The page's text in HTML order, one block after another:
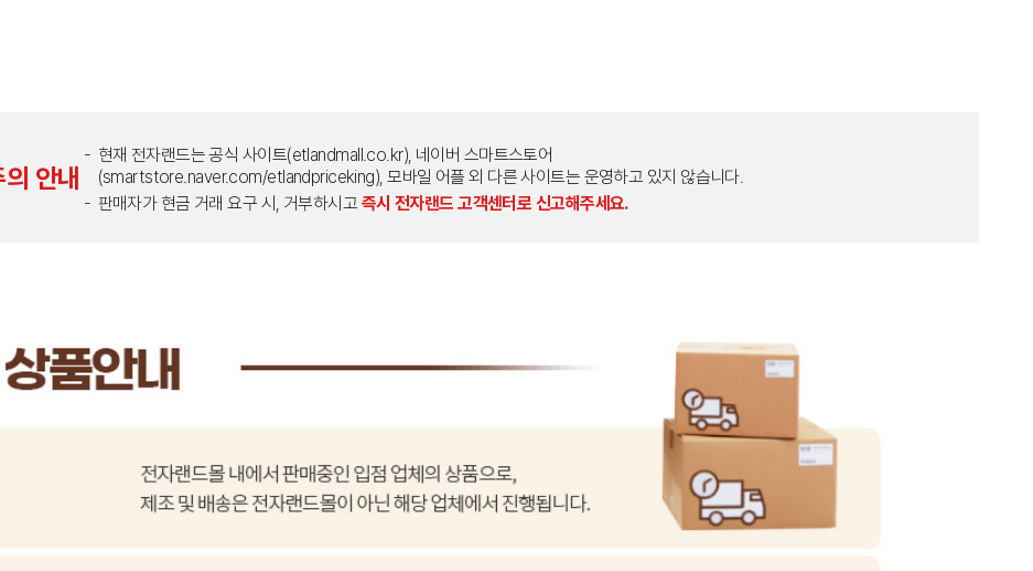
안내
현재 전자랜드는 공식 사이트(etlandmall.co.kr), 네이버 스마트스토어
(smartstore.naver.com/etlandpriceking), 모바일 어플 외 다른 사이트는 운영하고 있지 않습니다.
판매자가 현금 거래 요구 시, 거부하시고 즉시 전자랜드 고객센터로 신고해주세요.